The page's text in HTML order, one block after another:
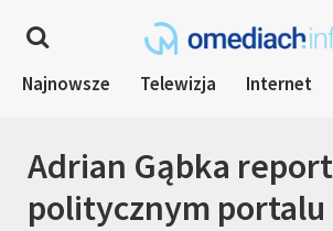
Najnowsze Telewizja Internet
Adrian Gąbka
politycznym